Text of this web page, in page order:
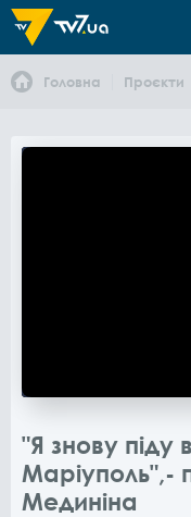
Головна Проєкти
"Я знову піду
Маріуполь",-
Мединіна